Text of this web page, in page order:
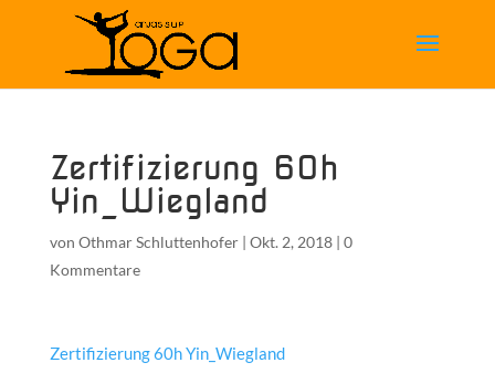
Zertifizierung 60h
Yin_Wiegland
von Othmar Schluttenhofer| Okt. 2, 2018| 0
Kommentare
Zertifizierung 60h Yin_Wiegland